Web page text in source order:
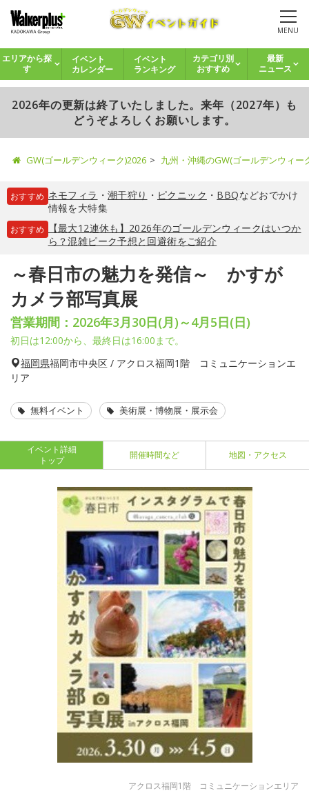
MENU
エリアから探
す
イベント
カレンダー
イベント
ランキング
カテゴリ別
おすすめ
最新
ニュース
2026年の更新は終了いたしました。来年（2027年）も
どうぞよろしくお願いします。
GW(ゴールデンウィーク)2026 九州・沖縄のGW(ゴールデンウィ
おすすめ ネモフィラ ・ 潮干狩り ・ ピクニック ・ BBQなどおでかけ
情報を大特集
おすすめ
【最大12連休も】2026年のゴールデンウィークはいつか
ら？混雑ピーク予想と回避術をご紹介
～春日市の魅力を発信～ かすが
カメラ部写真展
営業期間：2026年3月30日(月)～4月5日(日)
初日は12:00から、最終日は16:00まで。
福岡県福岡市中央区 / アクロス福岡1階 コミュニケーションエ
リア
無料イベント 美術展・博物展・展示会
イベント詳細
トップ
開催時間など 地図・アクセス
アクロス福岡1階 コミュニケーションエリア